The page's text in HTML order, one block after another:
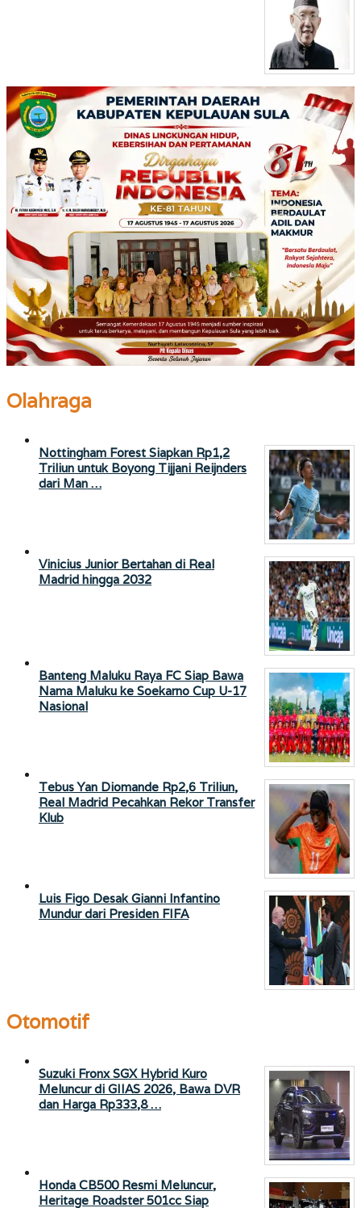
Olahraga
Nottingham Forest Siapkan Rp1,2
Triliun untuk Boyong Tijjani Reijnders
dari Man …
Vinicius Junior Bertahan di Real
Madrid hingga 2032
Banteng Maluku Raya FC Siap Bawa
Nama Maluku ke Soekarno Cup U-17
Nasional
Tebus Yan Diomande Rp2,6 Triliun,
Real Madrid Pecahkan Rekor Transfer
Klub
Luis Figo Desak Gianni Infantino
Mundur dari Presiden FIFA
Otomotif
Suzuki Fronx SGX Hybrid Kuro
Meluncur di GIIAS 2026, Bawa DVR
dan Harga Rp333,8 …
Honda CB500 Resmi Meluncur,
Heritage Roadster 501cc Siap